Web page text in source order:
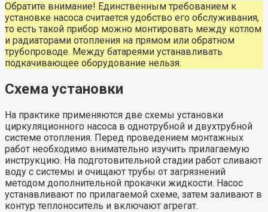
Обратите внимание! Единственным требованием к
установке насоса считается удобство его обслуживания,
то есть такой прибор можно монтировать между котлом
и радиаторами отопления на прямом или обратном
трубопроводе. Между батареями устанавливать
подкачивающее оборудование нельзя.
Схема установки
На практике применяются две схемы установки
циркуляционного насоса в однотрубной и двухтрубной
системе отопления. Перед проведением монтажных
работ необходимо внимательно изучить прилагаемую
инструкцию. На подготовительной стадии работ сливают
воду с системы и очищают трубы от загрязнений
методом дополнительной прокачки жидкости. Насос
устанавливают по прилагаемой схеме, затем заливают в
контур теплоноситель и включают агрегат.